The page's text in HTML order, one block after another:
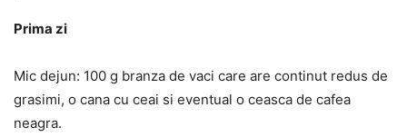
Prima zi
Mic dejun: 100 g branza de vaci care are continut redus de
grasimi, o cana cu ceai si eventual o ceasca de cafea
neagra.